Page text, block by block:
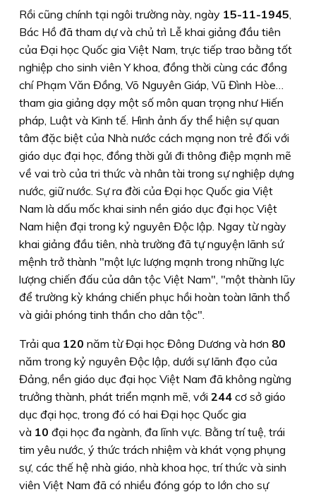
Rồi cũng chính tại ngôi trường này, ngày 15-11-1945
Bác Hồ đã tham dự và chủ trì Lễ khai giảng đầu tiên
của Đại học Quốc gia Việt Nam, trực tiếp trao bằng tốt
nghiệp cho sinh viên Y khoa, đồng thời cùng các đồng
chí Phạm Văn Đồng, Võ Nguyên Giáp, Vũ Đình Hòe…
tham gia giảng dạy một số môn quan trọng như Hiến
pháp, Luật và Kinh tế. Hình ảnh ấy thể hiện sự quan
tâm đặc biệt của Nhà nước cách mạng non trẻ đối với
giáo dục đại học, đồng thời gửi đi thông điệp mạnh mẽ
về vai trò của tri thức và nhân tài trong sự nghiệp dựng
nước, giữ nước. Sự ra đời của Đại học Quốc gia Việt
Nam là dấu mốc khai sinh nền giáo dục đại học Việt
Nam hiện đại trong kỷ nguyên Độc lập. Ngay từ ngày
khai giảng đầu tiên, nhà trường đã tự nguyện lãnh sứ
mệnh trở thành "một lực lượng mạnh trong những lực
lượng chiến đấu của dân tộc Việt Nam", "một thành lũy
để trường kỳ kháng chiến phục hồi hoàn toàn lãnh thổ
và giải phóng tinh thần cho dân tộc".
Trải qua 120 năm từ Đại học Đông Dương và hơn 80
năm trong kỷ nguyên Độc lập, dưới sự lãnh đạo của
Đảng, nền giáo dục đại học Việt Nam đã không ngừng
trưởng thành, phát triển mạnh mẽ, với 244 cơ sở giáo
dục đại học, trong đó có hai Đại học Quốc gia
và 10 đại học đa ngành, đa lĩnh vực. Bằng trí tuệ, trái
tim yêu nước, ý thức trách nhiệm và khát vọng phụng
sự, các thế hệ nhà giáo, nhà khoa học, trí thức và sinh
viên Việt Nam đã có nhiều đóng góp to lớn cho sự